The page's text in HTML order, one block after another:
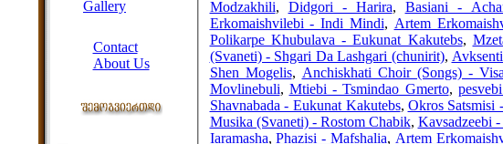
Gallery
Contact
About Us
Modzakhili, Didgori - Harira, Basiani -
Erkomaishvilebi - Indi Mindi, Artem
Polikarpe Khubulava - Eukunat Kakutebs,
(Svaneti) - Shgari Da Lashgari (chunirit),
Shen Mogelis, Anchiskhati Choir (Songs) -
Movlinebuli, Mtiebi - Tsmindao Gmerto,
Shavnabada - Eukunat Kakutebs, Okros Satsmisi
Musika (Svaneti) - Rostom Chabik, Kavsadzeebi
Iaramasha, Phazisi - Mafshalia, Artem